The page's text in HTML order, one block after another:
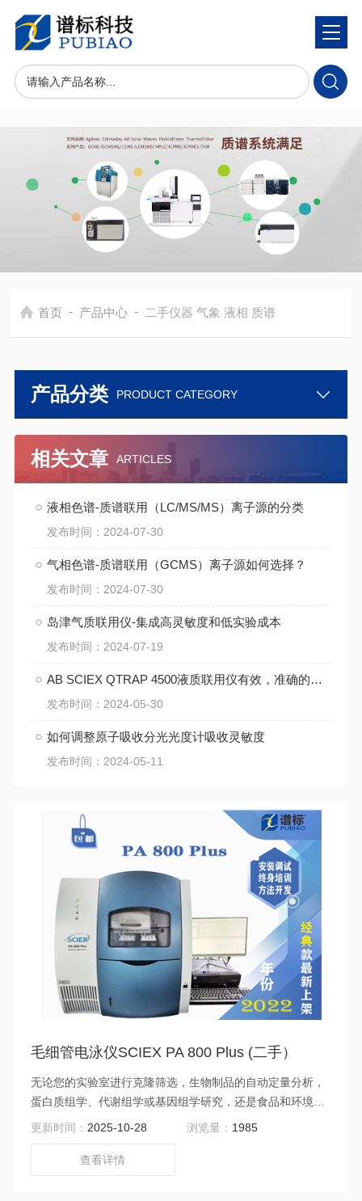
首页 - 产品中心 - 二手仪器 气象 液相 质谱
产品分类 PRODUCT CATEGORY
相关文章 ARTICLES
液相色谱-质谱联用（LC/MS/MS）离子源的分类
发布时间：2024-07-30
气相色谱-质谱联用（GCMS）离子源如何选择？
发布时间：2024-07-30
岛津气质联用仪-集成高灵敏度和低实验成本
发布时间：2024-07-19
AB SCIEX QTRAP 4500液质联用仪有效，准确的分析工具使用注意
发布时间：2024-05-30
如何调整原子吸收分光光度计吸收灵敏度
发布时间：2024-05-11
毛细管电泳仪SCIEX PA 800 Plus (二手）
无论您的实验室进行克隆筛选，生物制品的自动定量分析，
蛋白质组学、代谢组学或基因组学研究，还是食品和环境检
测，SCIEX PA 800 Plus都能为您提供1流的解决方案。借助
得成功。在生物制药实验室依赖的单一系统上运行多个表征
更新时间： 2025-10-28 浏览量： 1985
查看详情